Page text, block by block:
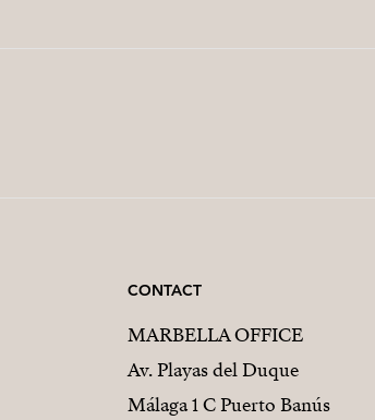
CONTACT
MARBELLA OFFICE
Av. Playas del Duque
Málaga 1 C Puerto Banús